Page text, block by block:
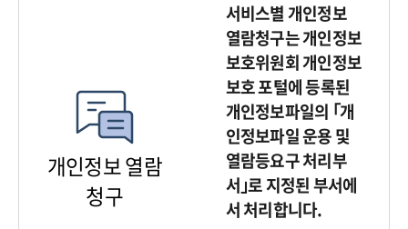
개인정보 열람
청구
서비스별 개인정보
열람청구는 개인정보
보호위원회 개인정보
보호 포털에 등록된
개인정보파일의 ｢개
인정보파일 운용 및
열람등요구 처리부
서｣로 지정된 부서에
서 처리합니다.